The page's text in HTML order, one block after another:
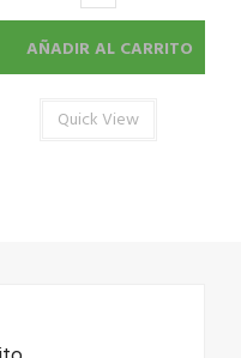
AÑADIR AL CARRITO
Quick View